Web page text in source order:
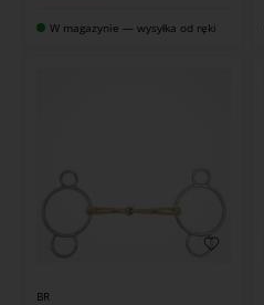
W magazynie — wysyłka od ręki
BR